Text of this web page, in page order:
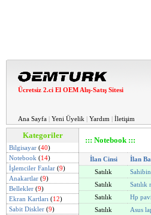
Ücretsiz 2.ci El OEM Alış-Satış Sitesi
Ana Sayfa | Yeni Üyelik | Yardım | İletişim
Kategoriler
Bilgisayar (40)
Notebook (14)
İşlemciler Fanlar (9)
Anakartlar (9)
Bellekler (9)
Ekran Kartları (12)
Sabit Diskler (9)
::: Notebook :::
İlan Cinsi
İlan
Satılık
Satılık
Satılık
Satılık
Hp
Satılık
Asus